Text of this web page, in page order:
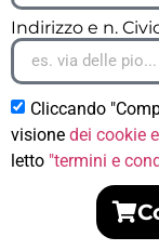
Indirizzo e n.
Cliccando
visione dei cookie
letto "termini e